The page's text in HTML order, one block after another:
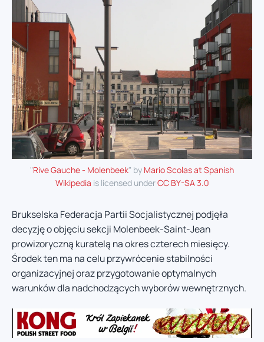
"Rive Gauche - Molenbeek" by Mario Scolas at Spanish
Wikipedia is licensed underCC BY-SA 3.0
Brukselska Federacja Partii Socjalistycznej podjęła
decyzję o objęciu sekcji Molenbeek-Saint-Jean
prowizoryczną kuratelą na okres czterech miesięcy.
Środek ten ma na celu przywrócenie stabilności
organizacyjnej oraz przygotowanie optymalnych
warunków dla nadchodzących wyborów wewnętrznych.